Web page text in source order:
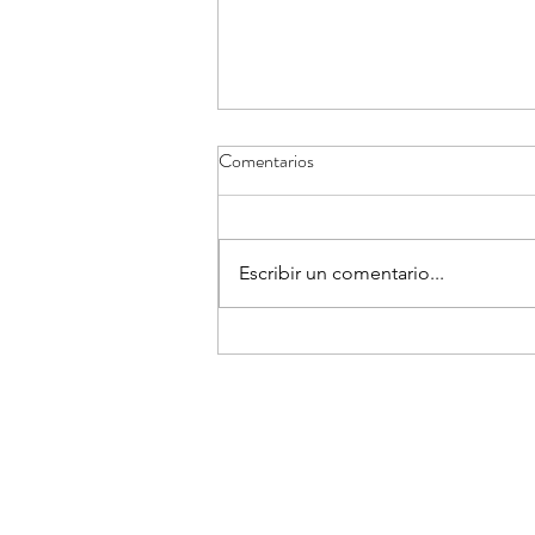
Cobertura sobre la epidemia de
Comentarios
Escribir un comentario...